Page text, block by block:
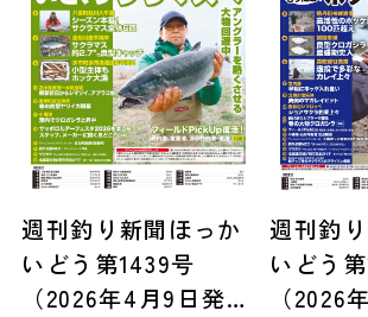
週刊釣り新聞ほっか
いどう第1439号
（2026年4月9日発
週刊釣
いどう
（2026